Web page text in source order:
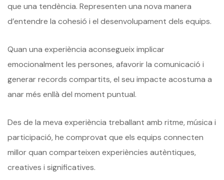
que una tendència. Representen una nova manera
d’entendre la cohesió i el desenvolupament dels equips.
Quan una experiència aconsegueix implicar
emocionalment les persones, afavorir la comunicació i
generar records compartits, el seu impacte acostuma a
anar més enllà del moment puntual.
Des de la meva experiència treballant amb ritme, música i
participació, he comprovat que els equips connecten
millor quan comparteixen experiències autèntiques,
creatives i significatives.